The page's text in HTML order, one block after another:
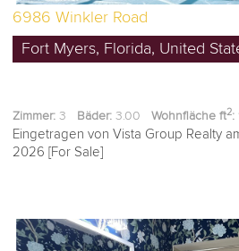
6986 Winkler Road
Fort Myers, Florida, United
Zimmer: 3 Bäder: 3.00Wohnfläche ft2:
Eingetragen von Vista Group Realty
2026 [For Sale]